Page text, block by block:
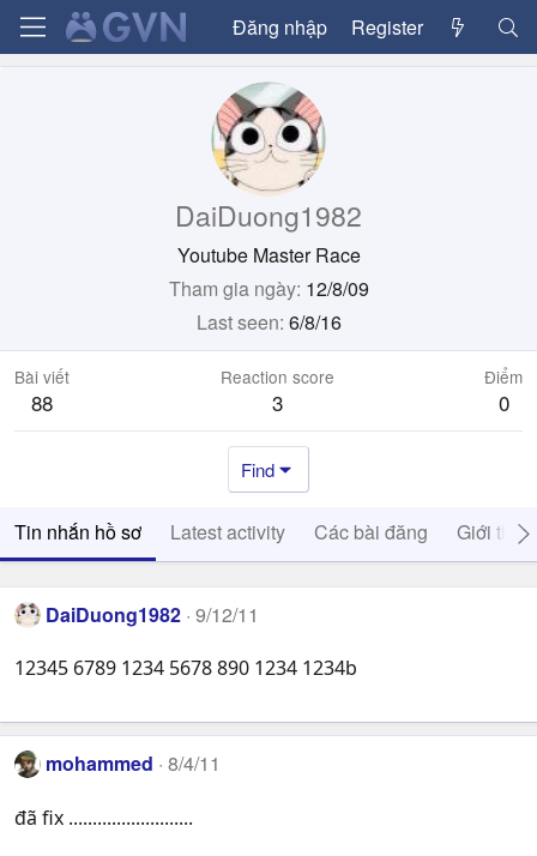
Đăng nhập Register
DaiDuong1982
Youtube Master Race
Tham gia ngày 12/8/09
Last seen 6/8/16
Bài viết
88
Reaction score
3
Điểm
0
Find
Tin nhắn hồ sơ Latest activity Các bài đăng Giới thiệu
DaiDuong1982 9/12/11
12345 6789 1234 5678 890 1234 1234b
mohammed 8/4/11
đã fix ..........................